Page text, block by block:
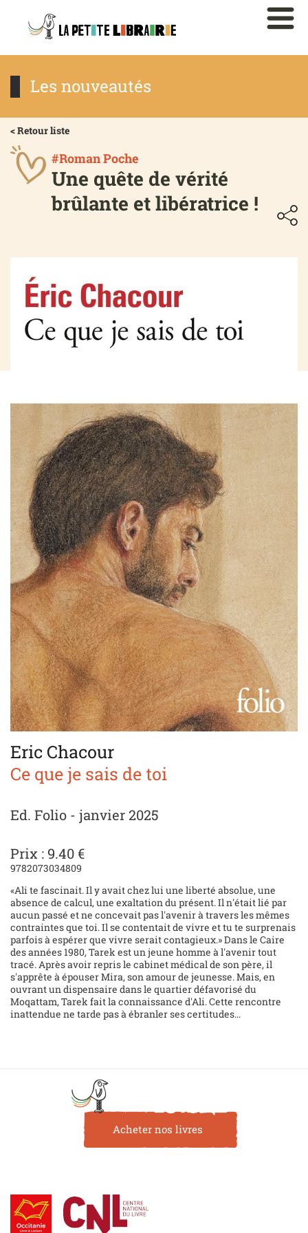
Les nouveautés
< Retour liste
#Roman Poche
Une quête de vérité
brûlante et libératrice !
Eric Chacour
Ce que je sais de toi
Ed. Folio - janvier 2025
Prix : 9.40 €
9782073034809
«Ali te fascinait. Il y avait chez lui une liberté absolue, une
absence de calcul, une exaltation du présent. Il n'était lié par
aucun passé et ne concevait pas l'avenir à travers les mêmes
contraintes que toi. Il se contentait de vivre et tu te surprenais
parfois à espérer que vivre serait contagieux.» Dans le Caire
des années 1980, Tarek est un jeune homme à l'avenir tout
tracé. Après avoir repris le cabinet médical de son père, il
s'apprête à épouser Mira, son amour de jeunesse. Mais, en
ouvrant un dispensaire dans le quartier défavorisé du
Moqattam, Tarek fait la connaissance d'Ali. Cette rencontre
inattendue ne tarde pas à ébranler ses certitudes...
Acheter nos livres